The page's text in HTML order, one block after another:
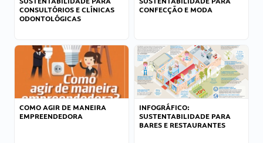
CONSULTÓRIOS E CLÍNICAS
ODONTOLÓGICAS
CONFECÇÃO E MODA
COMO AGIR DE MANEIRA
EMPREENDEDORA
INFOGRÁFICO:
SUSTENTABILIDADE PARA
BARES E RESTAURANTES